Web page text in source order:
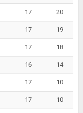
17 20
17 19
17 18
16 14
17 10
17 10